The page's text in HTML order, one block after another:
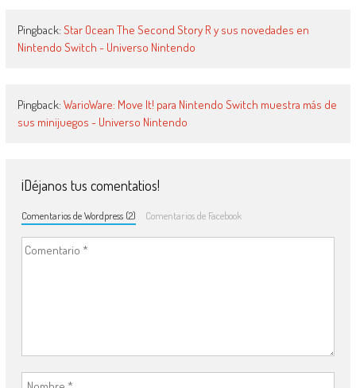
Pingback: Star Ocean The Second Story R y sus novedades en
Nintendo Switch - Universo Nintendo
Pingback: WarioWare: Move It! para Nintendo Switch muestra más de
sus minijuegos - Universo Nintendo
¡Déjanos tus comentatios!
Comentarios de Wordpress (2) Comentarios de Facebook